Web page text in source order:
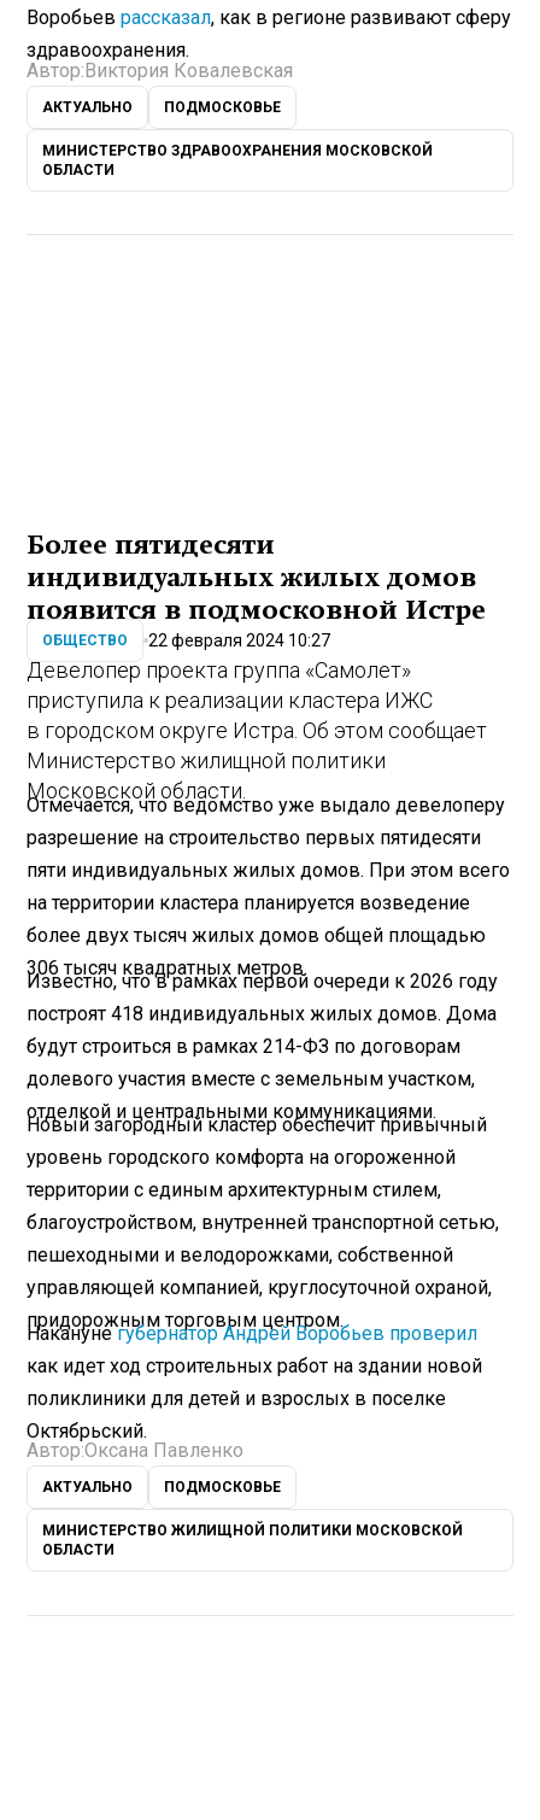
Воробьеврассказал, как в регионе развивают сферу
здравоохранения.
Автор:Виктория Ковалевская
АКТУАЛЬНО ПОДМОСКОВЬЕ
МИНИСТЕРСТВО ЗДРАВООХРАНЕНИЯ МОСКОВСКОЙ
ОБЛАСТИ
Более пятидесяти
индивидуальных жилых домов
появится в подмосковной Истре
ОБЩЕСТВО 22 февраля 2024 10:27
Девелопер проекта группа «Самолет»
приступила к реализации кластера ИЖС
в городском округе Истра. Об этом сообщает
Министерство жилищной политики
Московской области.
Отмечается, что ведомство уже выдало девелоперу
разрешение на строительство первых пятидесяти
пяти индивидуальных жилых домов. При этом всего
на территории кластера планируется возведение
более двух тысяч жилых домов общей площадью
306 тысяч квадратных метров.
Известно, что в рамках первой очереди к 2026 году
построят 418 индивидуальных жилых домов. Дома
будут строиться в рамках 214-ФЗ по договорам
долевого участия вместе с земельным участком,
отделкой и центральными коммуникациями.
Новый загородный кластер обеспечит привычный
уровень городского комфорта на огороженной
территории с единым архитектурным стилем,
благоустройством, внутренней транспортной сетью,
пешеходными и велодорожками, собственной
управляющей компанией, круглосуточной охраной,
придорожным торговым центром.
Наканунегубернатор Андрей Воробьев проверил
как идет ход строительных работ на здании новой
поликлиники для детей и взрослых в поселке
Октябрьский.
Автор:Оксана Павленко
АКТУАЛЬНО ПОДМОСКОВЬЕ
МИНИСТЕРСТВО ЖИЛИЩНОЙ ПОЛИТИКИ МОСКОВСКОЙ
ОБЛАСТИ